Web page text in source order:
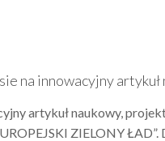
na innowacyjny
artykuł naukowy,
ZIELONY